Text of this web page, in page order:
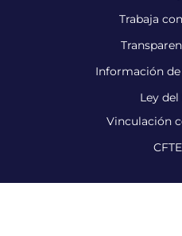
Trabaja
Información de
Ley
Vinculación